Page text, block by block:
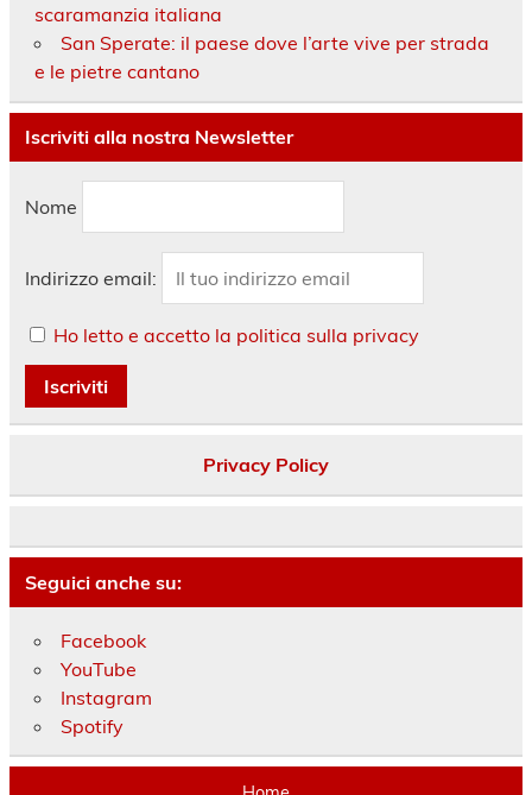
scaramanzia italiana
San Sperate: il paese dove l’arte vive per strada
e le pietre cantano
Iscriviti alla nostra Newsletter
Nome
Indirizzo email:
Ho letto e accetto la politica sulla privacy
Privacy Policy
Seguici anche su:
Facebook
YouTube
Instagram
Spotify